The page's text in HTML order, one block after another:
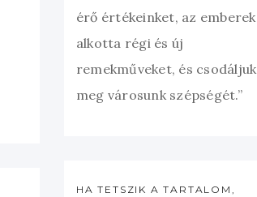
érő értékeinket, az emberek
alkotta régi és új
remekműveket, és csodáljuk
meg városunk szépségét.”
HA TETSZIK A TARTALOM,